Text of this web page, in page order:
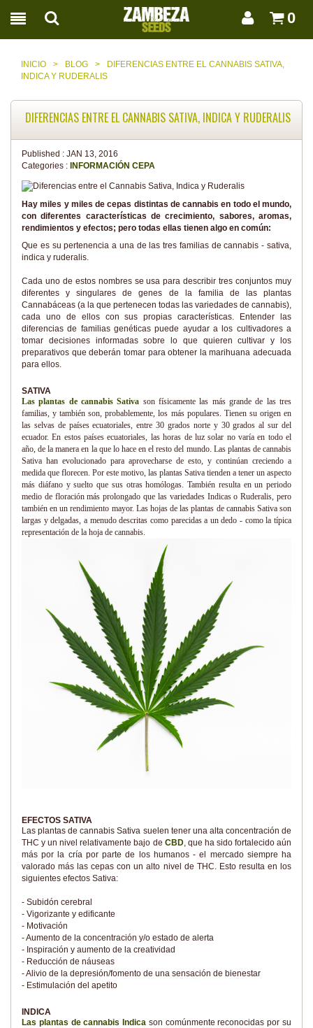
0
INICIO > BLOG >
DIFERENCIAS ENTRE EL CANNABIS SATIVA,
INDICA Y RUDERALIS
DIFERENCIAS ENTRE EL CANNABIS SATIVA, INDICA Y RUDERALIS
Published : JAN 13, 2016
Categories : INFORMACIÓN CEPA
Hay miles y miles de cepas distintas de cannabis en todo el mundo,
con diferentes características de crecimiento, sabores, aromas,
rendimientos y efectos; pero todas ellas tienen algo en común:
Que es su pertenencia a una de las tres familias de cannabis - sativa,
indica y ruderalis.
Cada uno de estos nombres se usa para describir tres conjuntos muy
diferentes y singulares de genes de la familia de las plantas
Cannabáceas (a la que pertenecen todas las variedades de cannabis),
cada uno de ellos con sus propias características. Entender las
diferencias de familias genéticas puede ayudar a los cultivadores a
tomar decisiones informadas sobre lo que quieren cultivar y los
preparativos que deberán tomar para obtener la marihuana adecuada
para ellos.
SATIVA
Las plantas de cannabis Sativa son físicamente las más grande de las tres
familias, y también son, probablemente, los más populares. Tienen su origen en
las selvas de países ecuatoriales, entre 30 grados norte y 30 grados al sur del
ecuador. En estos países ecuatoriales, las horas de luz solar no varía en todo el
año, de la manera en la que lo hace en el resto del mundo. Las plantas de cannabis
Sativa han evolucionado para aprovecharse de esto, y continúan creciendo a
medida que florecen. Por este motivo, las plantas Sativa tienden a tener un aspecto
más diáfano y suelto que sus otras homólogas. También resulta en un periodo
medio de floración más prolongado que las variedades Indicas o Ruderalis, pero
también en un rendimiento mayor. Las hojas de las plantas de cannabis Sativa son
largas y delgadas, a menudo descritas como parecidas a un dedo - como la típica
representación de la hoja de cannabis.
EFECTOS SATIVA
Las plantas de cannabis Sativa suelen tener una alta concentración de
THC y un nivel relativamente bajo de CBD, que ha sido fortalecido aún
más por la cría por parte de los humanos - el mercado siempre ha
valorado más las cepas con un alto nivel de THC. Esto resulta en los
siguientes efectos Sativa:
- Subidón cerebral
- Vigorizante y edificante
- Motivación
- Aumento de la concentración y/o estado de alerta
- Inspiración y aumento de la creatividad
- Reducción de náuseas
- Alivio de la depresión/fomento de una sensación de bienestar
- Estimulación del apetito
INDICA
Las plantas de cannabis Indica son comúnmente reconocidas por su